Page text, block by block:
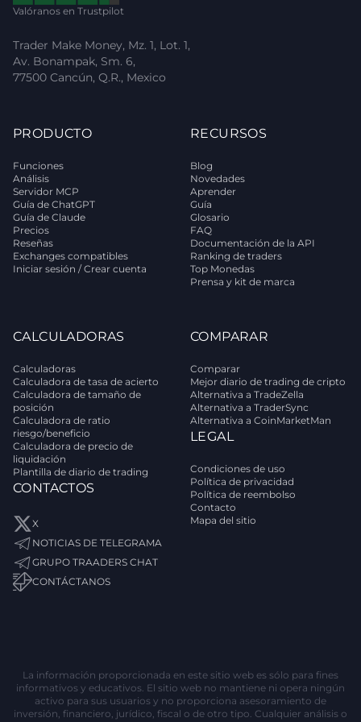
Valóranos en Trustpilot
Trader Make Money, Mz. 1, Lot. 1,
Av. Bonampak, Sm. 6,
77500 Cancún, Q.R., Mexico
PRODUCTO
Funciones
Análisis
Servidor MCP
Guía de ChatGPT
Guía de Claude
Precios
Reseñas
Exchanges compatibles
Iniciar sesión / Crear cuenta
RECURSOS
Blog
Novedades
Aprender
Guía
Glosario
FAQ
Documentación de la API
Ranking de traders
Top Monedas
Prensa y kit de marca
CALCULADORAS
Calculadoras
Calculadora de tasa de acierto
Calculadora de tamaño de
posición
Calculadora de ratio
riesgo/beneficio
Calculadora de precio de
liquidación
Plantilla de diario de trading
CONTACTOS
X
NOTICIAS DE TELEGRAMA
GRUPO TRAADERS CHAT
CONTÁCTANOS
COMPARAR
Comparar
Mejor diario de trading de cripto
Alternativa a TradeZella
Alternativa a TraderSync
Alternativa a CoinMarketMan
LEGAL
Condiciones de uso
Política de privacidad
Política de reembolso
Contacto
Mapa del sitio
La información proporcionada en este sitio web es sólo para fines
informativos y educativos. El sitio web no mantiene ni opera ningún
activo para sus usuarios y no proporciona asesoramiento de
inversión, financiero, jurídico, fiscal o de otro tipo. Cualquier análisis o